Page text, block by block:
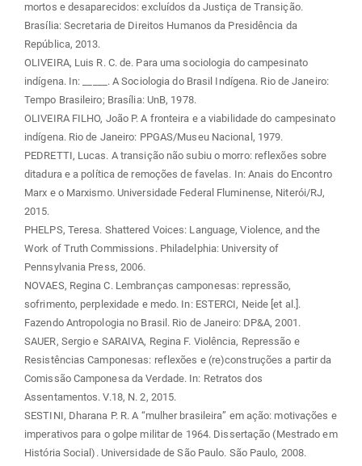
mortos e desaparecidos: excluídos da Justiça de Transição.
Brasília: Secretaria de Direitos Humanos da Presidência da
República, 2013.
OLIVEIRA, Luis R. C. de. Para uma sociologia do campesinato
indígena. In: _____. A Sociologia do Brasil Indígena. Rio de Janeiro:
Tempo Brasileiro; Brasília: UnB, 1978.
OLIVEIRA FILHO, João P. A fronteira e a viabilidade do campesinato
indígena. Rio de Janeiro: PPGAS/Museu Nacional, 1979.
PEDRETTI, Lucas. A transição não subiu o morro: reflexões sobre
ditadura e a política de remoções de favelas. In: Anais do Encontro
Marx e o Marxismo. Universidade Federal Fluminense, Niterói/RJ,
2015.
PHELPS, Teresa. Shattered Voices: Language, Violence, and the
Work of Truth Commissions. Philadelphia: University of
Pennsylvania Press, 2006.
NOVAES, Regina C. Lembranças camponesas: repressão,
sofrimento, perplexidade e medo. In: ESTERCI, Neide [et al.].
Fazendo Antropologia no Brasil. Rio de Janeiro: DP&A, 2001.
SAUER, Sergio e SARAIVA, Regina F. Violência, Repressão e
Resistências Camponesas: reflexões e (re)construções a partir da
Comissão Camponesa da Verdade. In: Retratos dos
Assentamentos. V.18, N. 2, 2015.
SESTINI, Dharana P. R. A “mulher brasileira” em ação: motivações e
imperativos para o golpe militar de 1964. Dissertação (Mestrado em
História Social). Universidade de São Paulo. São Paulo, 2008.